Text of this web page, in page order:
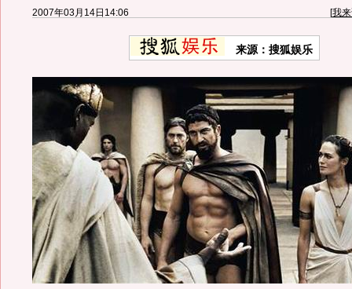
2007年03月14日14:06 [我
来源：搜狐娱乐